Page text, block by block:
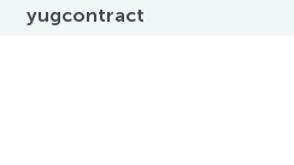
yugcontract